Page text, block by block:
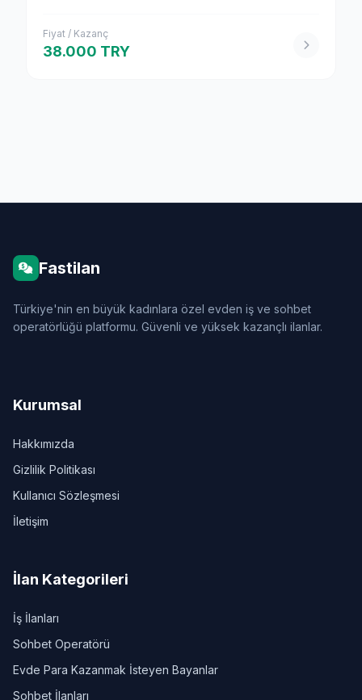
Fiyat / Kazanç
38.000 TRY
Fastilan
Türkiye'nin en büyük kadınlara özel evden iş ve sohbet
operatörlüğü platformu. Güvenli ve yüksek kazançlı ilanlar.
Kurumsal
Hakkımızda
Gizlilik Politikası
Kullanıcı Sözleşmesi
İletişim
İlan Kategorileri
İş İlanları
Sohbet Operatörü
Evde Para Kazanmak İsteyen Bayanlar
Sohbet İlanları